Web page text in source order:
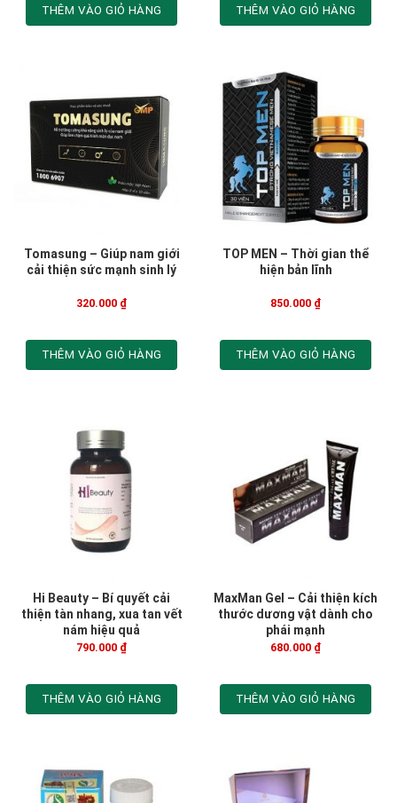
THÊM VÀO GIỎ HÀNG THÊM VÀO GIỎ HÀNG
Tomasung – Giúp nam giới
cải thiện sức mạnh sinh lý
320.000 ₫
THÊM VÀO GIỎ HÀNG
TOP MEN – Thời gian thể
hiện bản lĩnh
850.000 ₫
THÊM VÀO GIỎ HÀNG
Hi Beauty – Bí quyết cải
thiện tàn nhang, xua tan vết
nám hiệu quả
790.000 ₫
THÊM VÀO GIỎ HÀNG
MaxMan Gel – Cải thiện kích
thước dương vật dành cho
phái mạnh
680.000 ₫
THÊM VÀO GIỎ HÀNG